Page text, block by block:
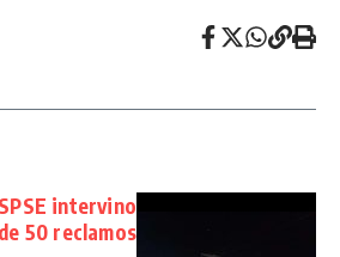
intervino
50 reclamos